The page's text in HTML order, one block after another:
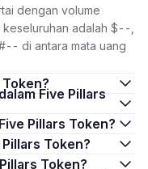
dengan volume
adalah $--,
di antara mata uang
Token?
Pillars Token?
Pillars Token?
Token?